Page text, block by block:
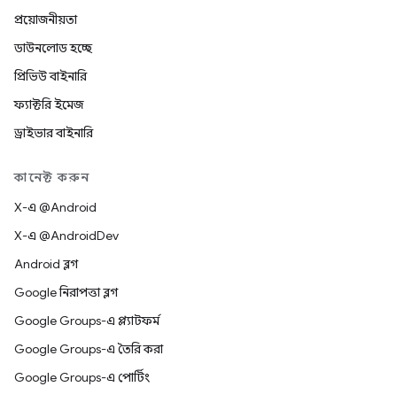
প্রয়োজনীয়তা
ডাউনলোড হচ্ছে
প্রিভিউ বাইনারি
ফ্যাক্টরি ইমেজ
ড্রাইভার বাইনারি
কানেক্ট করুন
X-এ @Android
X-এ @AndroidDev
Android ব্লগ
Google নিরাপত্তা ব্লগ
Google Groups-এ প্ল্যাটফর্ম
Google Groups-এ তৈরি করা
Google Groups-এ পোর্টিং